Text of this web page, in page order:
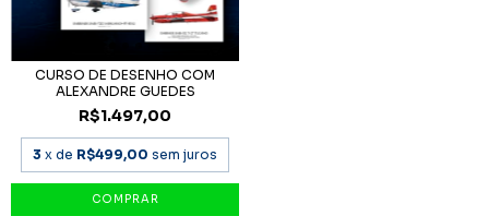
CURSO DE DESENHO COM
ALEXANDRE GUEDES
R$1.497,00
3 x de R$499,00 sem juros